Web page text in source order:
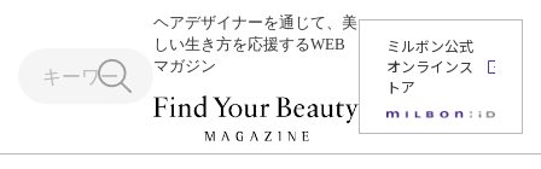
ヘアデザイナーを通じて、美
しい生き方を応援するWEB
マガジン
ミルボン公式
オンラインス
トア